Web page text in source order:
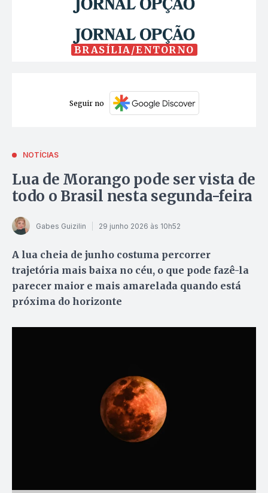
BRASÍLIA/ENTORNO
Seguir no
NOTÍCIAS
Lua de Morango pode ser vista de
todo o Brasil nesta segunda-feira
Gabes Guizilin 29 junho 2026 às 10h52
A lua cheia de junho costuma percorrer
trajetória mais baixa no céu, o que pode fazê-la
parecer maior e mais amarelada quando está
próxima do horizonte